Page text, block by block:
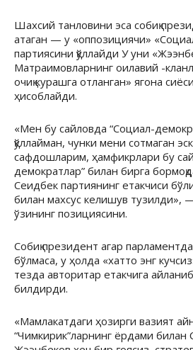
Шахсий танловини эса собиқ
атаган — у «оппозициячи»
партиясини қўллайди У уни
Матраимовларнинг оилавий -
очиқ курашга отланган» ягона
ҳисоблайди.
«Мен бу сайловда “Социал-
қўллайман, чунки мени сотмаган
сафдошларим, ҳамфикрлари бу
демократлар” билан бирга
Сеидбек партиянинг етакчиси
билан махсус келишув
ўзининг позициясини.
Собиқ президент агар
бўлмаса, у ҳолда «хатто энг
тезда авторитар етакчига
билдирди.
«Мамлакатдаги ҳозирги вазият
“Чимкирик”ларнинг ёрдами билан